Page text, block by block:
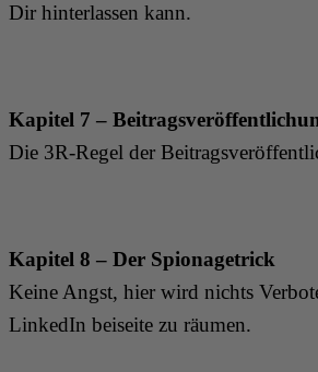
Dir hinterlassen kann.
Kapitel 7 –
Die 3R-Regel der
Kapitel 8 – Der Spionagetrick
Keine Angst, hier wird nichts
LinkedIn beiseite zu räumen.